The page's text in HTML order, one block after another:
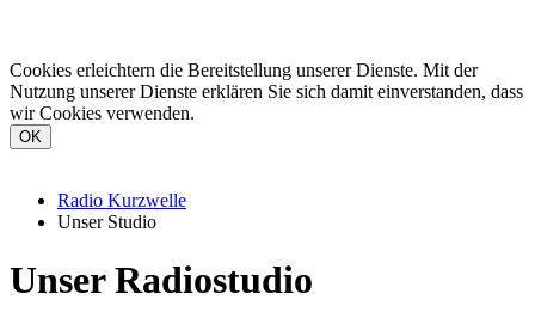
Cookies erleichtern die Bereitstellung unserer Dienste. Mit der
Nutzung unserer Dienste erklären Sie sich damit einverstanden, dass
wir Cookies verwenden.
Radio Kurzwelle
Unser Studio
Unser Radiostudio